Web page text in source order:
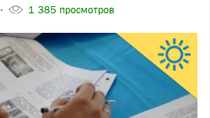
1 385 просмотров